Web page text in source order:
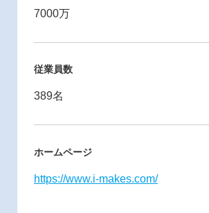
7000万
従業員数
389名
ホームページ
https://www.i-makes.com/